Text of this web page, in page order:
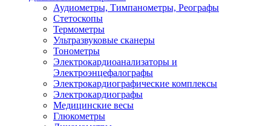
Аудиометры, Тимпанометры, Реографы
Стетоскопы
Термометры
Ультразвуковые сканеры
Тонометры
Электрокардиоанализаторы и
Электроэнцефалографы
Электрокардиографические комплексы
Электрокардиографы
Медицинские весы
Глюкометры